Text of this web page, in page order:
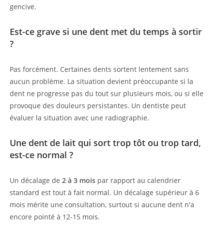
gencive.
Est-ce grave si une dent met du temps à sortir
?
Pas forcément. Certaines dents sortent lentement sans
aucun problème. La situation devient préoccupante si la
dent ne progresse pas du tout sur plusieurs mois, ou si elle
provoque des douleurs persistantes. Un dentiste peut
évaluer la situation avec une radiographie.
Une dent de lait qui sort trop tôt ou trop tard,
est-ce normal ?
Un décalage de 2 à 3 mois par rapport au calendrier
standard est tout à fait normal. Un décalage supérieur à 6
mois mérite une consultation, surtout si aucune dent n'a
encore pointé à 12-15 mois.